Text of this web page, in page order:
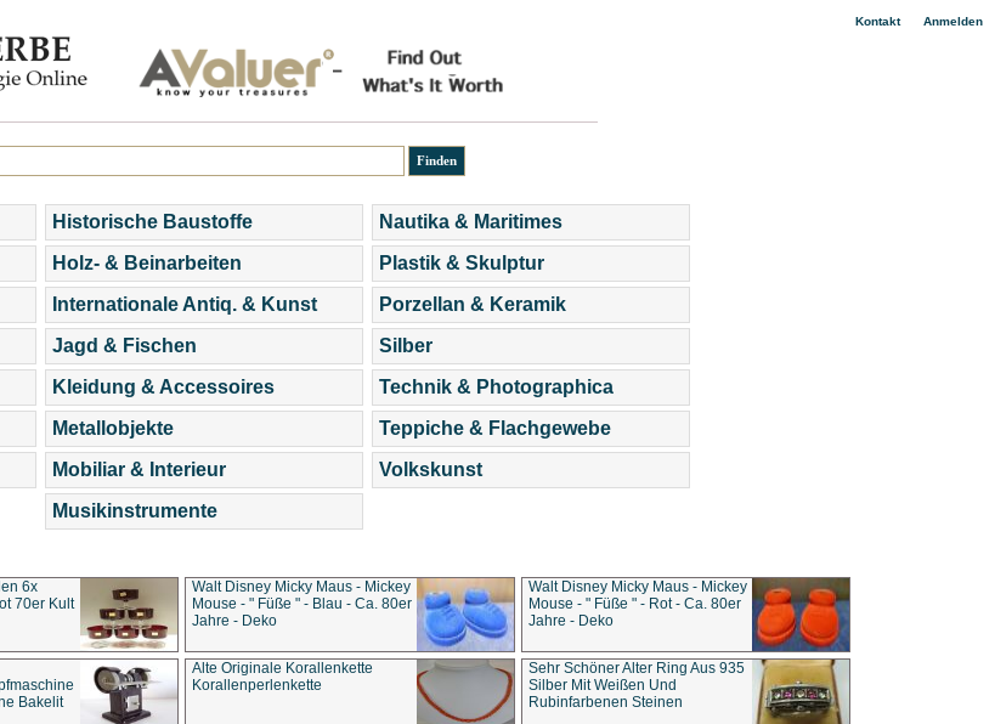
Kontakt| Anmelden
Historische Baustoffe
Holz- & Beinarbeiten
Internationale Antiq. & Kunst
Jagd & Fischen
Kleidung & Accessoires
Metallobjekte
Mobiliar & Interieur
Musikinstrumente
Nautika & Maritimes
Plastik & Skulptur
Porzellan & Keramik
Silber
Technik & Photographica
Teppiche & Flachgewebe
Volkskunst
6x
70er Kult
Walt Disney Micky Maus - Mickey
Mouse - " Füße " - Blau - Ca. 80er
Jahre - Deko
Walt Disney Micky Maus - Mickey
Mouse - " Füße " - Rot - Ca. 80er
Jahre - Deko
Bakelit
Alte Originale Korallenkette
Korallenperlenkette
Sehr Schöner Alter Ring Aus 935
Silber Mit Weißen Und
Rubinfarbenen Steinen